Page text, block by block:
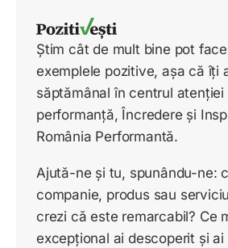
Știm cât de mult bine pot
exemplele pozitive, așa că îți
săptămânal în centrul atenției
performanță, Încredere și
România Performantă.
Ajută-ne și tu, spunându-ne:
companie, produs sau
crezi că este remarcabil? Ce
excepțional ai descoperit și